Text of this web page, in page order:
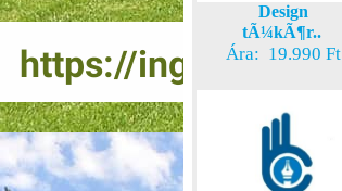
Design
tÃ¼kÃ¶r..
Ára: 19.990 Ft